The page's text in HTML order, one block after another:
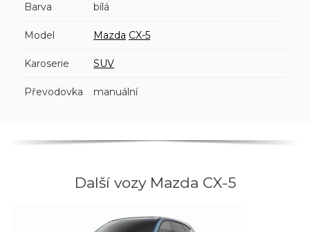
Barva bílá
Model Mazda CX-5
Karoserie SUV
Převodovka manuální
Další vozy Mazda CX-5